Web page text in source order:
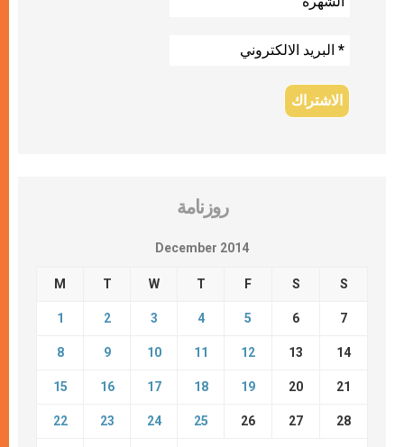
روزنامة
December 2014
M T W T F S S
1 2 3 4 5 6 7
8 9 10 11 12 13 14
15 16 17 18 19 20 21
22 23 24 25 26 27 28